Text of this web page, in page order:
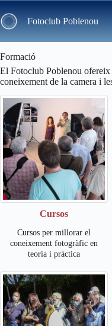
to
content Fotoclub Poblenou
Formació
El Fotoclub Poblenou
coneixement de la camera i
Cursos
Cursos per millorar el
coneixement fotogràfic en
teoria i pràctica